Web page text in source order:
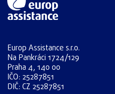
Europ Assistance s.r.o.
Na Pankráci 1724/129
Praha 4, 140 00
IČO: 25287851
DIČ: CZ 25287851